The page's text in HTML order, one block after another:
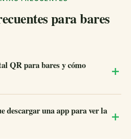
para bares
QR para bares y cómo
descargar una app para ver la